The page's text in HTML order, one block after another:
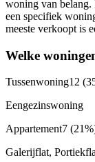
woning van belang.
een specifiek
meeste verkoopt is
Welke
Tussenwoning12
Eengezinswoning
Appartement7
Galerijflat,